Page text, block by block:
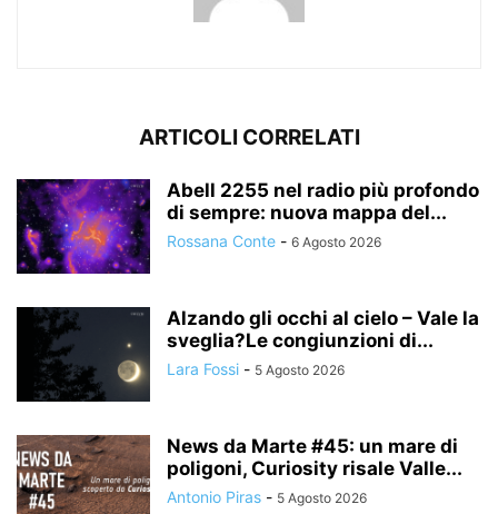
ARTICOLI CORRELATI
Abell 2255 nel radio più profondo
di sempre: nuova mappa del...
Rossana Conte - 6 Agosto 2026
Alzando gli occhi al cielo – Vale la
sveglia?Le congiunzioni di...
Lara Fossi - 5 Agosto 2026
News da Marte #45: un mare di
poligoni, Curiosity risale Valle...
Antonio Piras - 5 Agosto 2026